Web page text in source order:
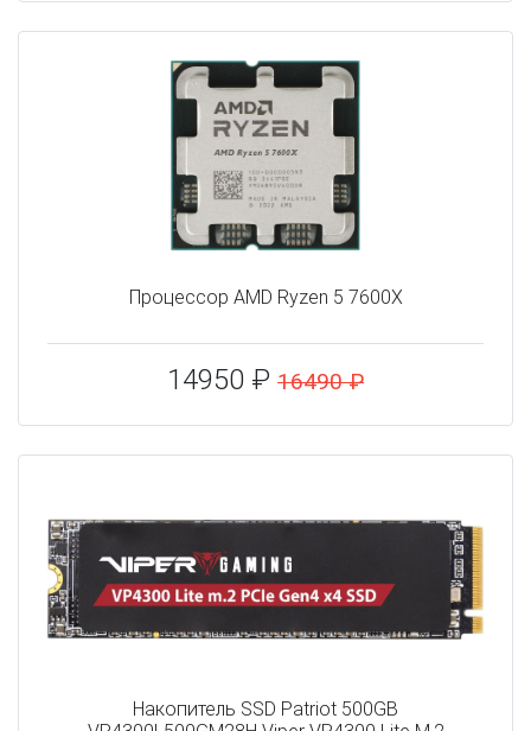
Процессор AMD Ryzen 5 7600X
14950 ₽ 16490 ₽
Накопитель SSD Patriot 500GB